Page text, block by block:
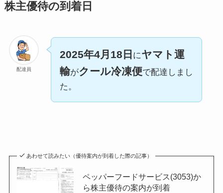
株主優待の到着日
配達員
2025年4月18日 にヤマト運
輸がクール冷凍便で配達しまし
た。
あわせて読みたい（優待案内が到着した際の記事）
ペッパーフードサービス(3053)か
ら株主優待の案内が到着